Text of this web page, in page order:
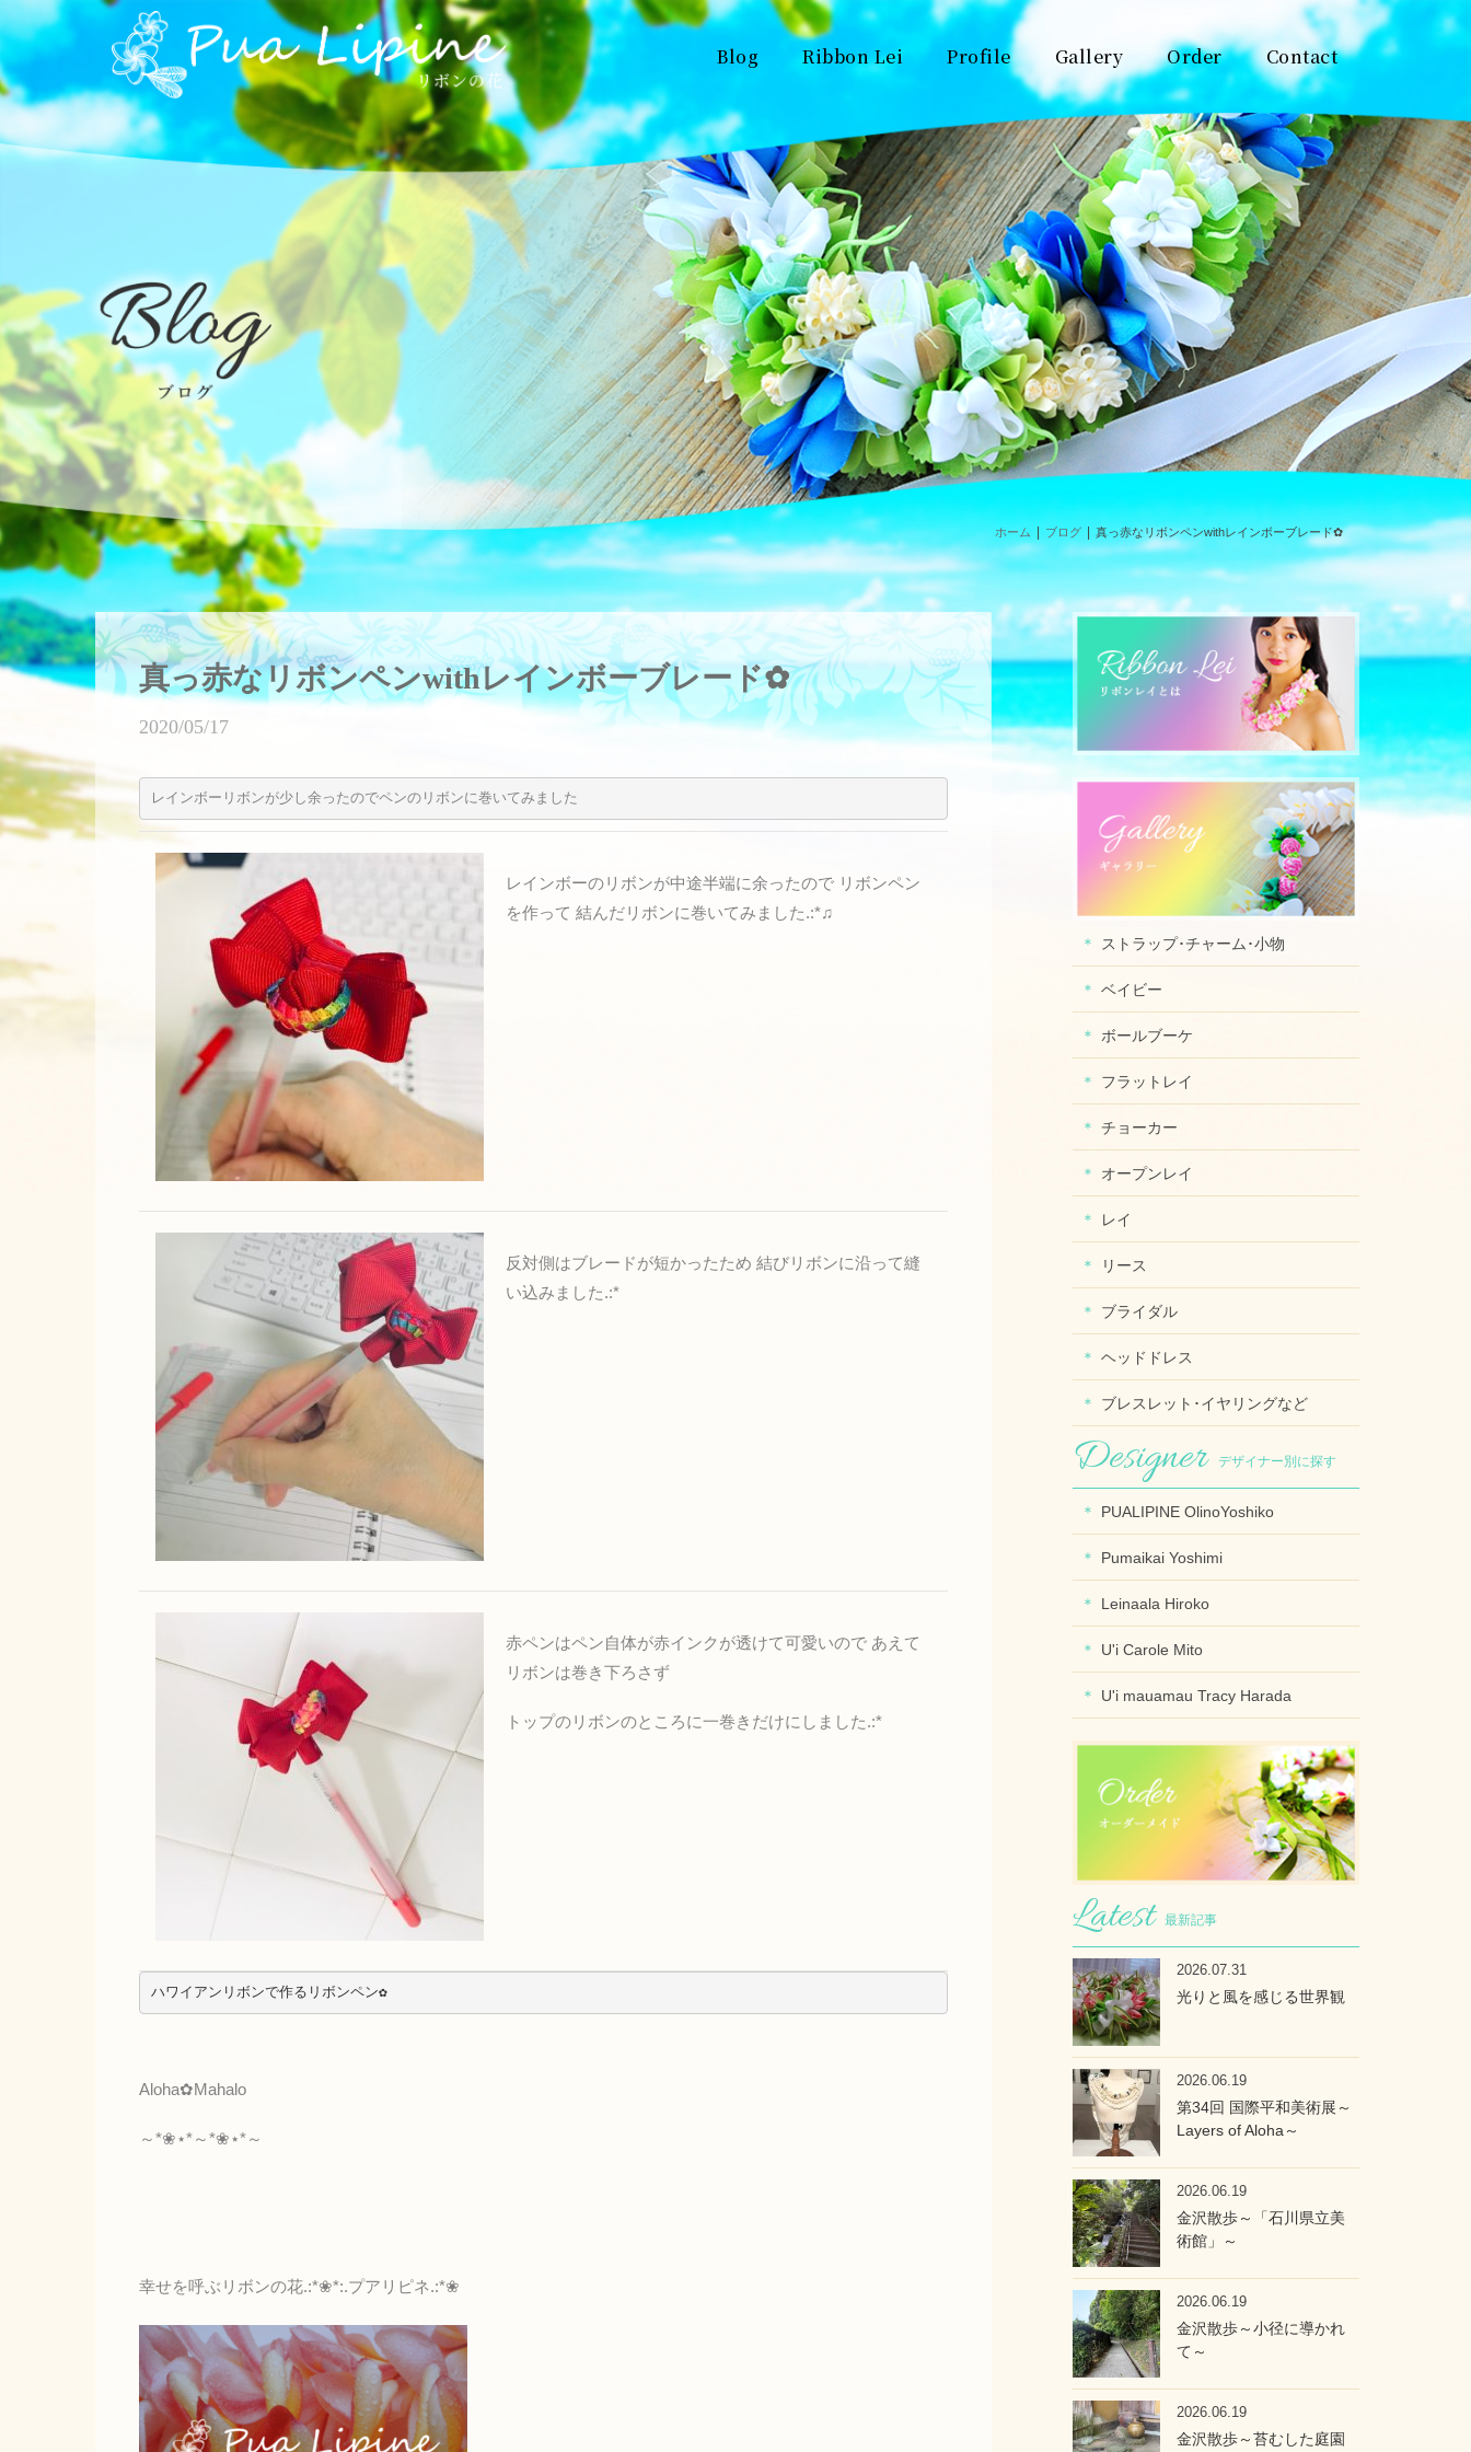
Blog Ribbon Lei Profile Gallery Order Contact
ホーム ブログ 真っ赤なリボンペンwithレインボーブレード✿
真っ赤なリボンペンwithレインボーブレード✿
2020/05/17
レインボーリボンが少し余ったのでペンのリボンに巻いてみました
レインボーのリボンが中途半端に余ったので リボンペン
を作って 結んだリボンに巻いてみました.:*♫
反対側はブレードが短かったため 結びリボンに沿って縫
い込みました.:*
赤ペンはペン自体が赤インクが透けて可愛いので あえて
リボンは巻き下ろさず
トップのリボンのところに一巻きだけにしました.:*
ハワイアンリボンで作るリボンペン✿
Aloha✿Mahalo
～*❀⋆*～*❀⋆*～
幸せを呼ぶリボンの花.:*❀*:.プアリピネ.:*❀
ストラップ･チャーム･小物
ベイビー
ボールブーケ
フラットレイ
チョーカー
オープンレイ
レイ
リース
ブライダル
ヘッドドレス
ブレスレット･イヤリングなど
デザイナー別に探す
PUALIPINE OlinoYoshiko
Pumaikai Yoshimi
Leinaala Hiroko
U'i Carole Mito
U'i mauamau Tracy Harada
最新記事
光りと風を感じる世界観
2026.07.31
第34回 国際平和美術展～
Layers of Aloha～
2026.06.19
金沢散歩～「石川県立美
術館」～
2026.06.19
金沢散歩～小径に導かれ
て～
2026.06.19
金沢散歩～苔むした庭園
2026.06.19